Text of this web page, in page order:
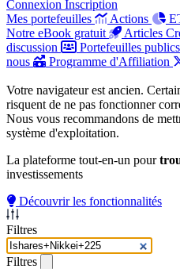
Connexion Inscription
Mes portefeuilles
Actions
Notre eBook gratuit
Articles
discussion
Portefeuilles publics
nous
Programme d'Affiliation
Votre navigateur est ancien.
risquent de ne pas fonctionner
Nous vous recommandons de
système d'exploitation.
La plateforme tout-en-un pour
investissements
Découvrir les fonctionnalités
Filtres
Filtres